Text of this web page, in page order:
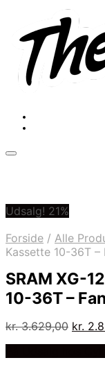
Udsalg! 21%
Forside / Alle
Kassette 10-36T
SRAM XG-
10-36T –
kr.3.629,00 Den
kr.